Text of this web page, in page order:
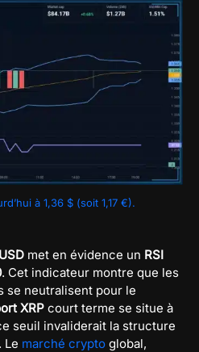
à 1,36 $ (soit 1,17 €).
met en évidence un RSI
. Cet indicateur montre que les
se neutralisent pour le
XRP court terme se situe à
seuil invaliderait la structure
Le marché crypto global,